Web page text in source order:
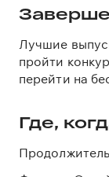
Лучшие
пройти
перейти на
Где,